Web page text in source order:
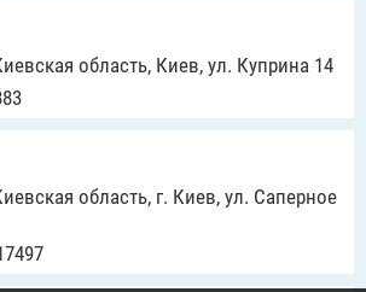
область, Киев, ул. Куприна 14
область, г. Киев, ул. Саперное